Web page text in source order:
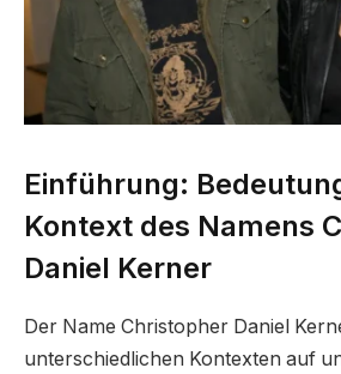
Einführung:
Kontext des Namens
Daniel Kerner
Der Name Christopher Daniel
unterschiedlichen Kontexten auf